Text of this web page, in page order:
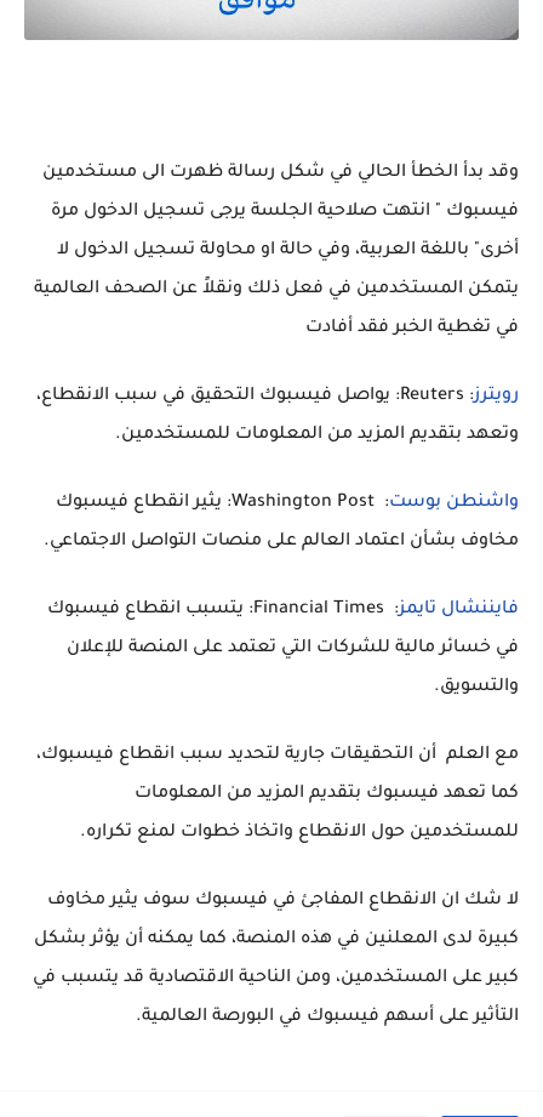
وقد بدأ الخطأ الحالي في شكل رسالة ظهرت الى مستخدمين
فيسبوك " انتهت صلاحية الجلسة يرجى تسجيل الدخول مرة
أخرى" باللغة العربية، وفي حالة او محاولة تسجيل الدخول لا
يتمكن المستخدمين في فعل ذلك ونقلاً عن الصحف العالمية
في تغطية الخبر فقد أفادت
رويترز
: Reuters: يواصل فيسبوك التحقيق في سبب الانقطاع،
وتعهد بتقديم المزيد من المعلومات للمستخدمين.
واشنطن بوست
: Washington Post: يثير انقطاع فيسبوك
مخاوف بشأن اعتماد العالم على منصات التواصل الاجتماعي.
فايننشال تايمز
: Financial Times: يتسبب انقطاع فيسبوك
في خسائر مالية للشركات التي تعتمد على المنصة للإعلان
والتسويق.
مع العلم أن التحقيقات جارية لتحديد سبب انقطاع فيسبوك،
كما تعهد فيسبوك بتقديم المزيد من المعلومات
للمستخدمين حول الانقطاع واتخاذ خطوات لمنع تكراره.
لا شك ان الانقطاع المفاجئ في فيسبوك سوف يثير مخاوف
كبيرة لدى المعلنين في هذه المنصة، كما يمكنه أن يؤثر بشكل
كبير على المستخدمين، ومن الناحية الاقتصادية قد يتسبب في
التأثير على أسهم فيسبوك في البورصة العالمية.